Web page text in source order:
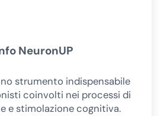
NeuronUP
strumento indispensabile
coinvolti nei processi di
e stimolazione cognitiva.